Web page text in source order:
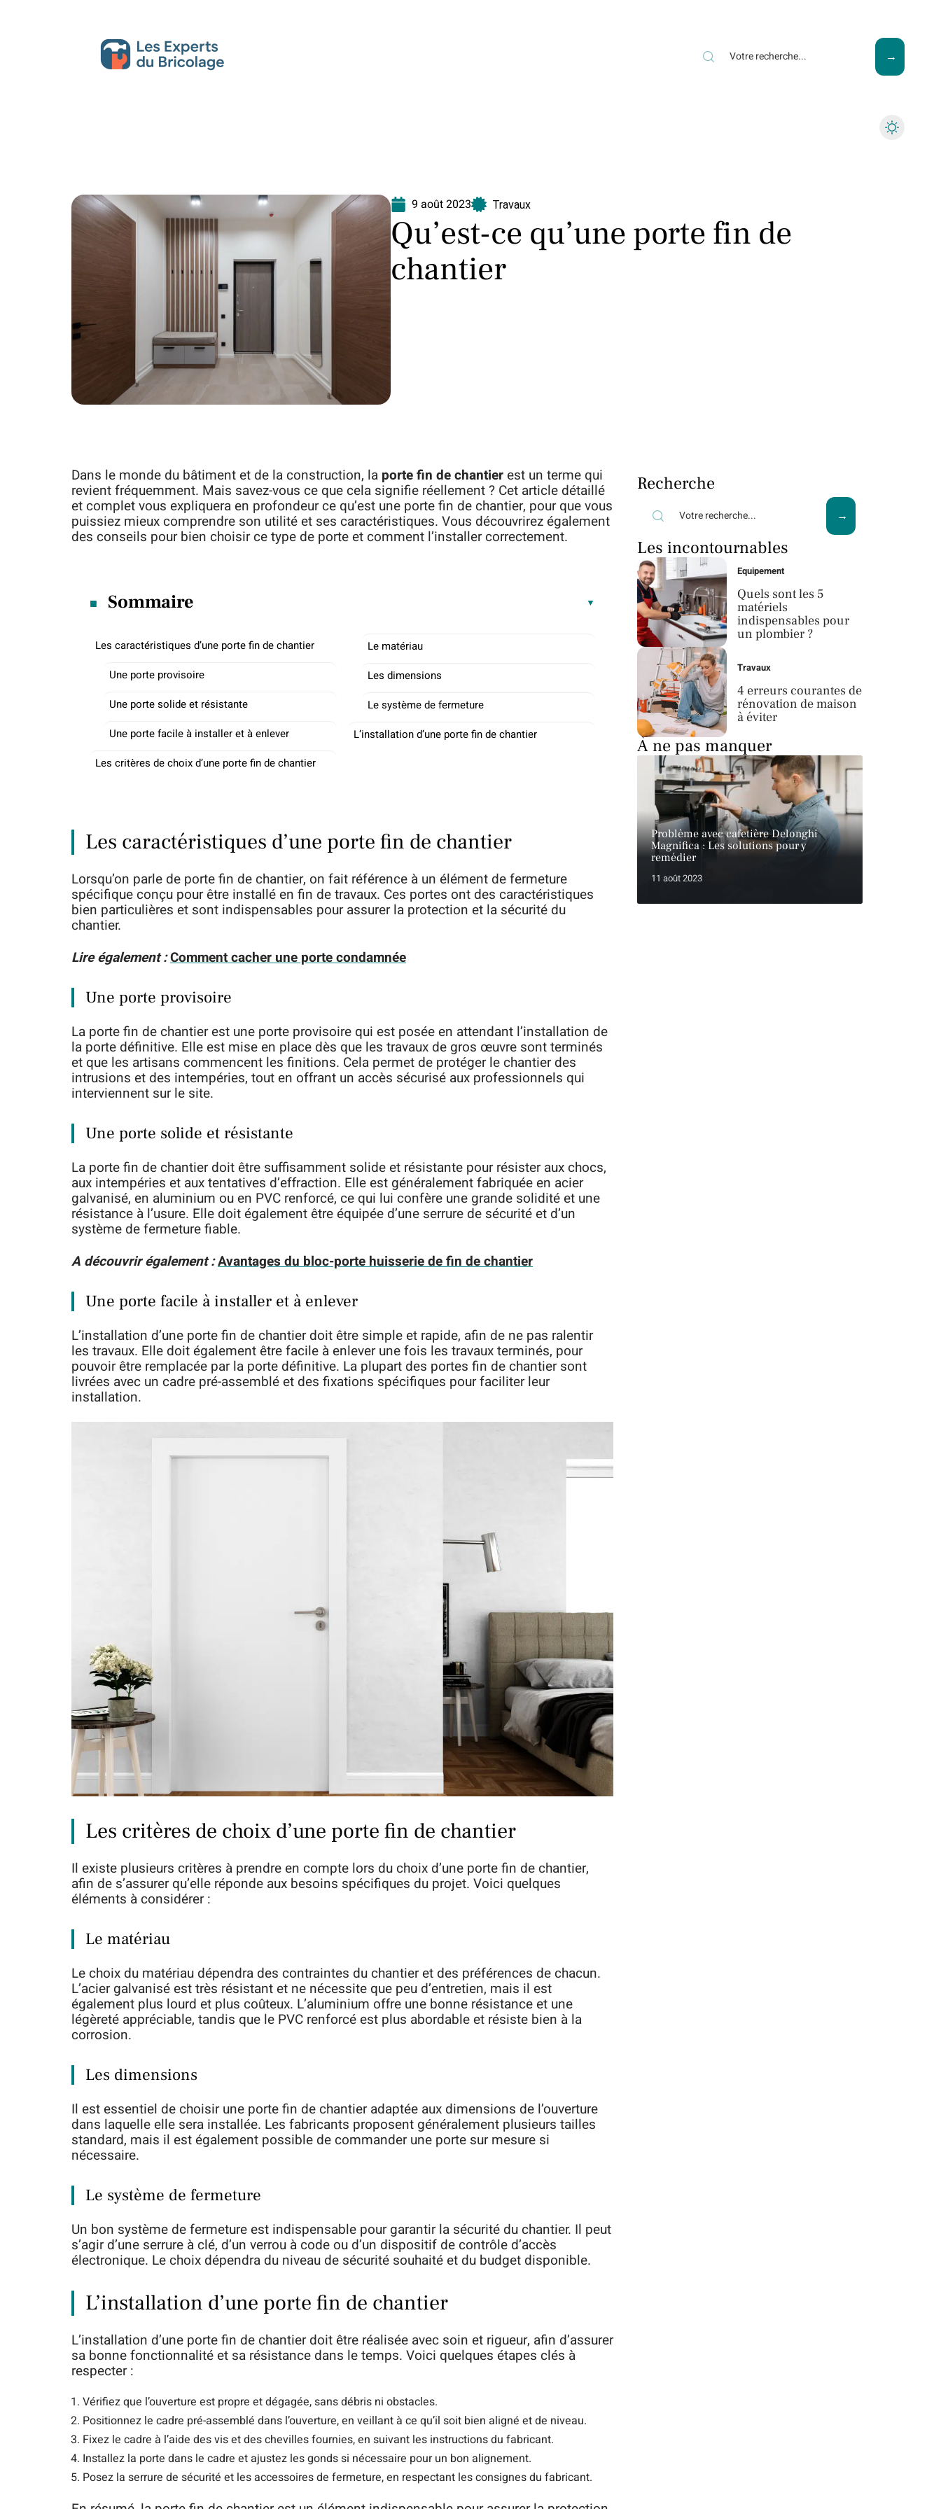
9 août 2023 Travaux
Qu’est-ce qu’une porte fin de
chantier
Dans le monde du bâtiment et de la construction, la porte fin de chantierest un terme qui
revient fréquemment. Mais savez-vous ce que cela signifie réellement ? Cet article détaillé
et complet vous expliquera en profondeur ce qu’est une porte fin de chantier, pour que vous
puissiez mieux comprendre son utilité et ses caractéristiques. Vous découvrirez également
des conseils pour bien choisir ce type de porte et comment l’installer correctement.
Sommaire
Les caractéristiques d’une porte fin de chantier
Une porte provisoire
Une porte solide et résistante
Une porte facile à installer et à enlever
Les critères de choix d’une porte fin de chantier
Le matériau
Les dimensions
Le système de fermeture
L’installation d’une porte fin de chantier
Les caractéristiques d’une porte fin de chantier
Lorsqu’on parle de porte fin de chantier, on fait référence à un élément de fermeture
spécifique conçu pour être installé en fin de travaux. Ces portes ont des caractéristiques
bien particulières et sont indispensables pour assurer la protection et la sécurité du
chantier.
Lire également :Comment cacher une porte condamnée
Une porte provisoire
La porte fin de chantier est une porte provisoire qui est posée en attendant l’installation de
la porte définitive. Elle est mise en place dès que les travaux de gros œuvre sont terminés
et que les artisans commencent les finitions. Cela permet de protéger le chantier des
intrusions et des intempéries, tout en offrant un accès sécurisé aux professionnels qui
interviennent sur le site.
Une porte solide et résistante
La porte fin de chantier doit être suffisamment solide et résistante pour résister aux chocs,
aux intempéries et aux tentatives d’effraction. Elle est généralement fabriquée en acier
galvanisé, en aluminium ou en PVC renforcé, ce qui lui confère une grande solidité et une
résistance à l’usure. Elle doit également être équipée d’une serrure de sécurité et d’un
système de fermeture fiable.
A découvrir également :Avantages du bloc-porte huisserie de fin de chantier
Une porte facile à installer et à enlever
L’installation d’une porte fin de chantier doit être simple et rapide, afin de ne pas ralentir
les travaux. Elle doit également être facile à enlever une fois les travaux terminés, pour
pouvoir être remplacée par la porte définitive. La plupart des portes fin de chantier sont
livrées avec un cadre pré-assemblé et des fixations spécifiques pour faciliter leur
installation.
Les critères de choix d’une porte fin de chantier
Il existe plusieurs critères à prendre en compte lors du choix d’une porte fin de chantier,
afin de s’assurer qu’elle réponde aux besoins spécifiques du projet. Voici quelques
éléments à considérer :
Le matériau
Le choix du matériau dépendra des contraintes du chantier et des préférences de chacun.
L’acier galvanisé est très résistant et ne nécessite que peu d’entretien, mais il est
également plus lourd et plus coûteux. L’aluminium offre une bonne résistance et une
légèreté appréciable, tandis que le PVC renforcé est plus abordable et résiste bien à la
corrosion.
Les dimensions
Il est essentiel de choisir une porte fin de chantier adaptée aux dimensions de l’ouverture
dans laquelle elle sera installée. Les fabricants proposent généralement plusieurs tailles
standard, mais il est également possible de commander une porte sur mesure si
nécessaire.
Le système de fermeture
Un bon système de fermeture est indispensable pour garantir la sécurité du chantier. Il peut
s’agir d’une serrure à clé, d’un verrou à code ou d’un dispositif de contrôle d’accès
électronique. Le choix dépendra du niveau de sécurité souhaité et du budget disponible.
L’installation d’une porte fin de chantier
L’installation d’une porte fin de chantier doit être réalisée avec soin et rigueur, afin d’assurer
sa bonne fonctionnalité et sa résistance dans le temps. Voici quelques étapes clés à
respecter :
Vérifiez que l’ouverture est propre et dégagée, sans débris ni obstacles.
Positionnez le cadre pré-assemblé dans l’ouverture, en veillant à ce qu’il soit bien aligné et de niveau.
Fixez le cadre à l’aide des vis et des chevilles fournies, en suivant les instructions du fabricant.
Installez la porte dans le cadre et ajustez les gonds si nécessaire pour un bon alignement.
Posez la serrure de sécurité et les accessoires de fermeture, en respectant les consignes du fabricant.
Recherche
Les incontournables
Equipement
Quels sont les 5
matériels
indispensables pour
un plombier ?
Travaux
4 erreurs courantes de
rénovation de maison
à éviter
À ne pas manquer
Problème avec cafetière Delonghi
Magnifica : Les solutions pour y
remédier
11 août 2023